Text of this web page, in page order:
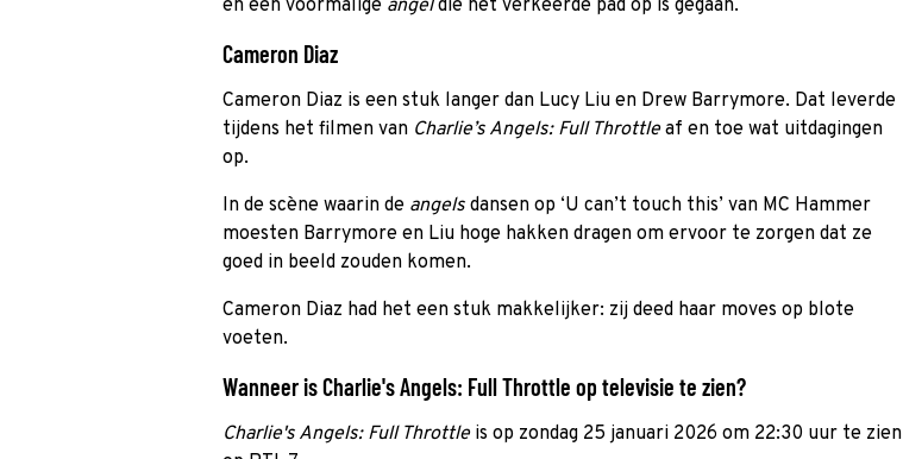
en een voormalige angeldie het verkeerde pad op is gegaan.
Cameron Diaz
Cameron Diaz is een stuk langer dan Lucy Liu en Drew Barrymore. Dat leverde
tijdens het filmen van Charlie’s Angels: Full Throttleaf en toe wat uitdagingen
op.
In de scène waarin de angels dansen op ‘U can’t touch this’ van MC Hammer
moesten Barrymore en Liu hoge hakken dragen om ervoor te zorgen dat ze
goed in beeld zouden komen.
Cameron Diaz had het een stuk makkelijker: zij deed haar moves op blote
voeten.
Wanneer is Charlie's Angels: Full Throttle op televisie te zien?
Charlie's Angels: Full Throttleis op zondag 25 januari 2026 om 22:30 uur te zien